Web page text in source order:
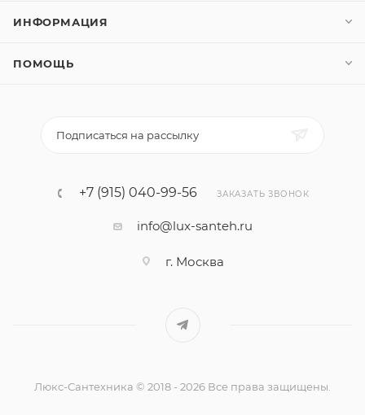
ИНФОРМАЦИЯ
ПОМОЩЬ
Подписаться на рассылку
+7 (915) 040-99-56 ЗАКАЗАТЬ ЗВОНОК
info@lux-santeh.ru
г. Москва
Люкс-Сантехника © 2018 - 2026 Все права защищены.